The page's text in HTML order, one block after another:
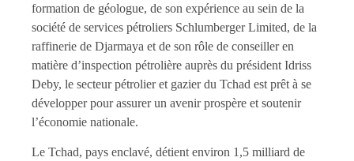
formation de géologue, de son expérience au sein de la
société de services pétroliers Schlumberger Limited, de la
raffinerie de Djarmaya et de son rôle de conseiller en
matière d’inspection pétrolière auprès du président Idriss
Deby, le secteur pétrolier et gazier du Tchad est prêt à se
développer pour assurer un avenir prospère et soutenir
l’économie nationale.
Le Tchad, pays enclavé, détient environ 1,5 milliard de